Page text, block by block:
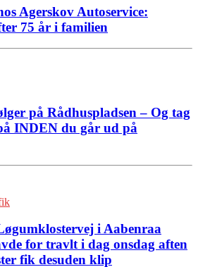
Agerskov Autoservice:
75 år i familien
på Rådhuspladsen – Og tag
INDEN du går ud på
i Aabenraa
for travlt i dag onsdag aften
fik desuden klip